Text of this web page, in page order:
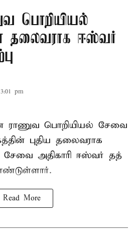
பொறியியல்
தலைவராக ஈஸ்வர்
pm
ராணுவ பொறியியல் சேவை
புதிய தலைவராக
சேவை அதிகாரி ஈஸ்வர் தத்
Read More